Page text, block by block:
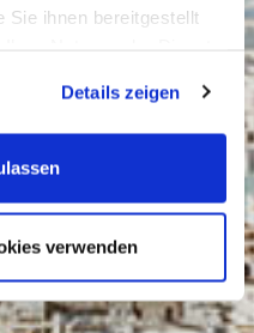
Sie ihnen bereitgestellt
weiterhin nutzen.
Details zeigen
verwenden